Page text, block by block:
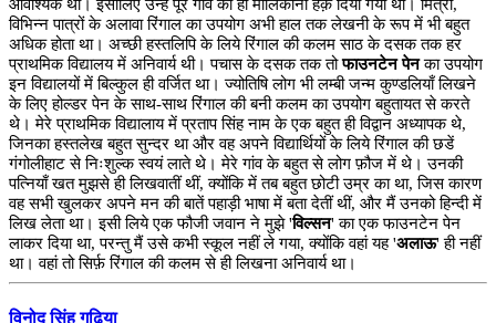
आवाश्यक था। इसीलिए उन्हें पूरे गांव का ही मालिकाना हक़ दिया गया था। मित्रो,
विभिन्न पात्रों के अलावा रिंगाल का उपयोग अभी हाल तक लेखनी के रूप में भी बहुत
अधिक होता था। अच्छी हस्तलिपि के लिये रिंगाल की कलम साठ के दसक तक हर
प्राथमिक विद्यालय में अनिवार्य थी। पचास के दसक तक तोफाउनटेन पेनका उपयोग
इन विद्यालयों में बिल्कुल ही वर्जित था। ज्योतिषि लोग भी लम्बी जन्म कुण्डलियाँ लिखने
के लिए होल्डर पेन के साथ-साथ रिंगाल की बनी कलम का उपयोग बहुतायत से करते
थे। मेरे प्राथमिक विद्यालाय में प्रताप सिंह नाम के एक बहुत ही विद्वान अध्यापक थे,
जिनका हस्तलेख बहुत सुन्दर था और वह अपने विद्यार्थियों के लिये रिंगाल की छडें
गंगोलीहाट से निःशुल्क स्वयं लाते थे। मेरे गांव के बहुत से लोग फ़ौज में थे। उनकी
पत्नियाँ खत मुझसे ही लिखवातीं थीं, क्योंकि में तब बहुत छोटी उम्र का था, जिस कारण
वह सभी खुलकर अपने मन की बातें पहाड़ी भाषा में बता देतीं थीं, और मैं उनको हिन्दी में
लिख लेता था। इसी लिये एक फौजी जवान ने मुझे 'विल्सन' का एक फाउनटेन पेन
लाकर दिया था, परन्तु मैं उसे कभी स्कूल नहीं ले गया, क्योंकि वहां यह 'अलाऊ' ही नहीं
था। वहां तो सिर्फ़ रिंगाल की कलम से ही लिखना अनिवार्य था।
विनोद सिंह गढ़िया